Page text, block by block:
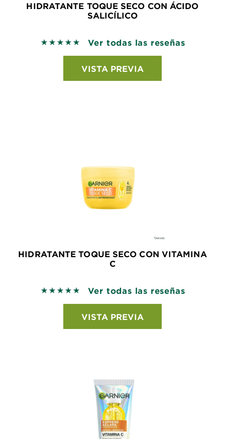
HIDRATANTE TOQUE SECO CON ÁCIDO
SALICÍLICO
5 out of 5 stars based on reviews
Ver todas las reseñas
VISTA PREVIA
HIDRATANTE TOQUE SECO CON VITAMINA
C
5 out of 5 stars based on reviews
Ver todas las reseñas
VISTA PREVIA